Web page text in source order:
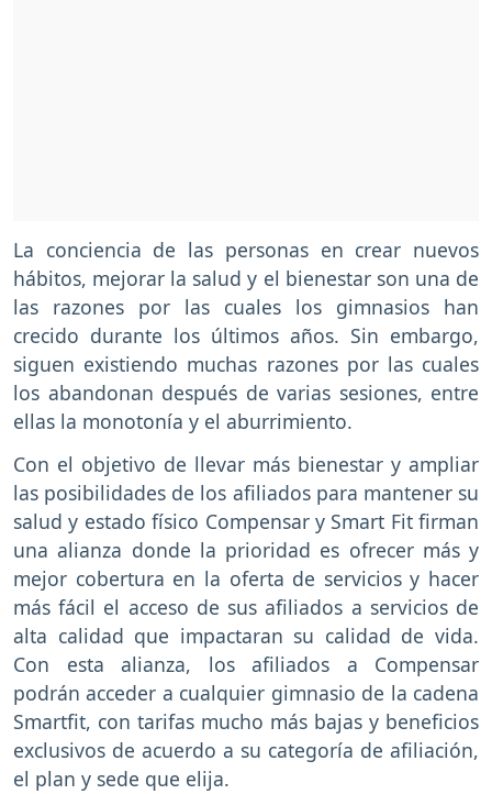
La conciencia de las personas en crear nuevos
hábitos, mejorar la salud y el bienestar son una de
las razones por las cuales los gimnasios han
crecido durante los últimos años. Sin embargo,
siguen existiendo muchas razones por las cuales
los abandonan después de varias sesiones, entre
ellas la monotonía y el aburrimiento.
Con el objetivo de llevar más bienestar y ampliar
las posibilidades de los afiliados para mantener su
salud y estado físico Compensar y Smart Fit firman
una alianza donde la prioridad es ofrecer más y
mejor cobertura en la oferta de servicios y hacer
más fácil el acceso de sus afiliados a servicios de
alta calidad que impactaran su calidad de vida.
Con esta alianza, los afiliados a Compensar
podrán acceder a cualquier gimnasio de la cadena
Smartfit, con tarifas mucho más bajas y beneficios
exclusivos de acuerdo a su categoría de afiliación,
el plan y sede que elija.